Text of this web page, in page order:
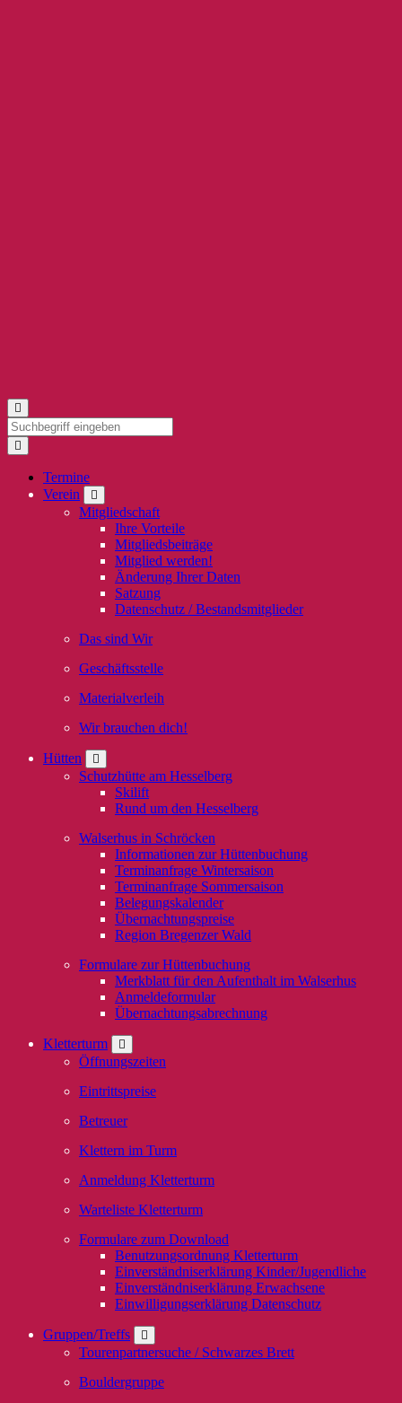
Termine
Verein
Mitgliedschaft
Ihre Vorteile
Mitgliedsbeiträge
Mitglied werden!
Änderung Ihrer Daten
Satzung
Datenschutz / Bestandsmitglieder
Das sind Wir
Geschäftsstelle
Materialverleih
Wir brauchen dich!
Hütten
Schutzhütte am Hesselberg
Skilift
Rund um den Hesselberg
Walserhus in Schröcken
Informationen zur Hüttenbuchung
Terminanfrage Wintersaison
Terminanfrage Sommersaison
Belegungskalender
Übernachtungspreise
Region Bregenzer Wald
Formulare zur Hüttenbuchung
Merkblatt für den Aufenthalt im Walserhus
Anmeldeformular
Übernachtungsabrechnung
Kletterturm
Öffnungszeiten
Eintrittspreise
Betreuer
Klettern im Turm
Anmeldung Kletterturm
Warteliste Kletterturm
Formulare zum Download
Benutzungsordnung Kletterturm
Einverständniserklärung Kinder/Jugendliche
Einverständniserklärung Erwachsene
Einwilligungserklärung Datenschutz
Gruppen/Treffs
Tourenpartnersuche / Schwarzes Brett
Bouldergruppe